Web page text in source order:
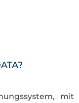
mit